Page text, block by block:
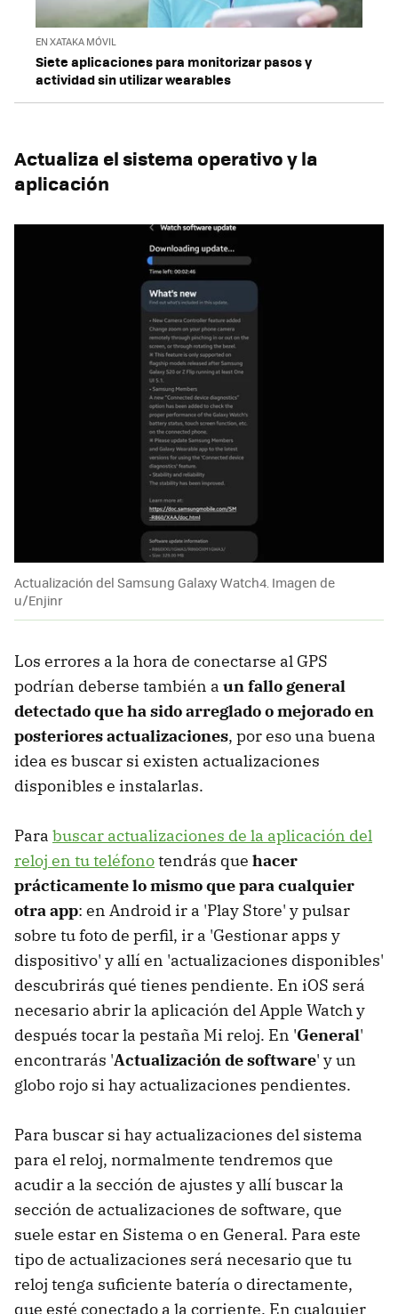
EN XATAKA MÓVIL
Siete aplicaciones para monitorizar pasos y
actividad sin utilizar wearables
Actualiza el sistema operativo y la
aplicación
Actualización del Samsung Galaxy Watch4. Imagen de
u/Enjinr
Los errores a la hora de conectarse al GPS
podrían deberse también a un fallo general
detectado que ha sido arreglado o mejorado en
posteriores actualizaciones, por eso una buena
idea es buscar si existen actualizaciones
disponibles e instalarlas.
Para buscar actualizaciones de la aplicación del
reloj en tu teléfonotendrás que hacer
prácticamente lo mismo que para cualquier
otra app: en Android ir a 'Play Store' y pulsar
sobre tu foto de perfil, ir a 'Gestionar apps y
dispositivo' y allí en 'actualizaciones disponibles'
descubrirás qué tienes pendiente. En iOS será
necesario abrir la aplicación del Apple Watch y
después tocar la pestaña Mi reloj. En 'General'
encontrarás 'Actualización de software' y un
globo rojo si hay actualizaciones pendientes.
Para buscar si hay actualizaciones del sistema
para el reloj, normalmente tendremos que
acudir a la sección de ajustes y allí buscar la
sección de actualizaciones de software, que
suele estar en Sistema o en General. Para este
tipo de actualizaciones será necesario que tu
reloj tenga suficiente batería o directamente,
que esté conectado a la corriente. En cualquier